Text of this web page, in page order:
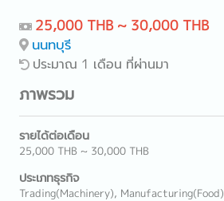
25,000 THB ~ 30,000 THB
นนทบุรี
ประมาณ 1 เดือน ที่ผ่านมา
ภาพรวม
รายได้ต่อเดือน
25,000 THB ~ 30,000 THB
ประเภทธุรกิจ
Trading(Machinery), Manufacturing(Food)